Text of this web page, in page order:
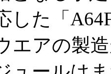
した「
エアの製